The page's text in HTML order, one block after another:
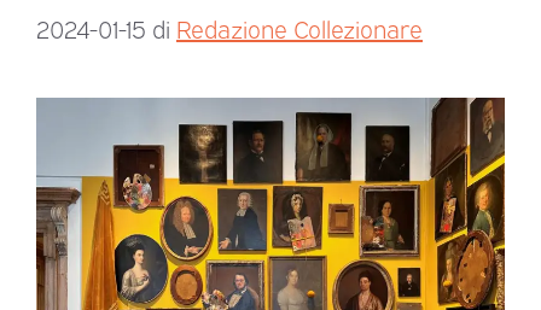
2024-01-15 di Redazione Collezionare